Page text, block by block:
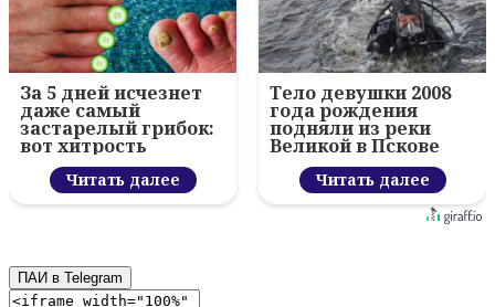
За 5 дней исчезнет
даже самый
застарелый грибок:
вот хитрость
Читать далее
Тело девушки 2008
года рождения
подняли из реки
Великой в Пскове
Читать далее
ПАИ в Telegram